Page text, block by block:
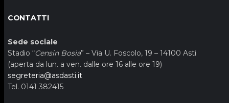
CONTATTI
Sede sociale
Stadio “Censin Bosia” – Via U. Foscolo, 19 – 14100 Asti
(aperta da lun. a ven. dalle ore 16 alle ore 19)
segreteria@asdasti.it
Tel. 0141 382415